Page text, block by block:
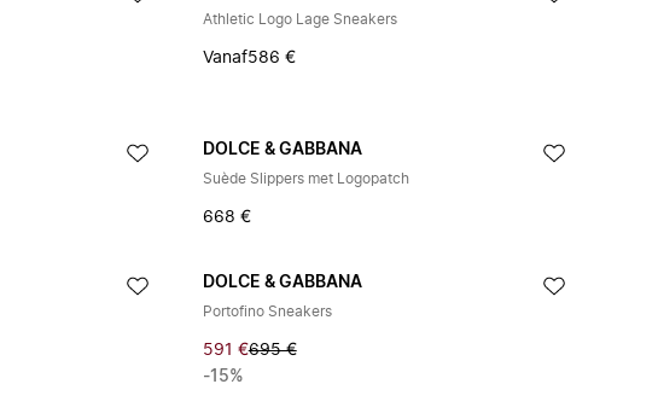
Athletic Logo Lage Sneakers
Vanaf586 €
DOLCE & GABBANA
Suède Slippers met Logopatch
668 €
DOLCE & GABBANA
Portofino Sneakers
591 €695 €
-15%